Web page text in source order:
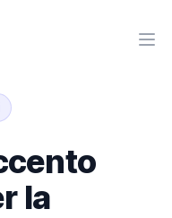
la